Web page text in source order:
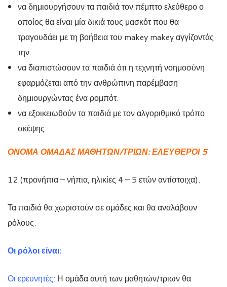
να δημιουργήσουν τα παιδιά τον πέμπτο ελεύθερο ο
οποίος θα είναι μία δικιά τους μασκότ που θα
τραγουδάει με τη βοήθεια του makey makey αγγίζοντάς
την.
να διαπιστώσουν τα παιδιά ότι η τεχνητή νοημοσύνη
εφαρμόζεται από την ανθρώπινη παρέμβαση
δημιουργώντας ένα ρομπότ.
να εξοικειωθούν τα παιδιά με τον αλγοριθμικό τρόπο
σκέψης.
ΟΝΟΜΑ ΟΜΑΔΑΣ ΜΑΘΗΤΩΝ/ΤΡΙΩΝ: ΕΛΕΥΘΕΡΟΙ 5
12 (προνήπια – νήπια, ηλικίες 4 – 5 ετών αντίστοιχα).
Τα παιδιά θα χωριστούν σε ομάδες και θα αναλάβουν
ρόλους.
Οι ρόλοι είναι:
Οι ερευνητές: Η ομάδα αυτή των μαθητών/τριων θα